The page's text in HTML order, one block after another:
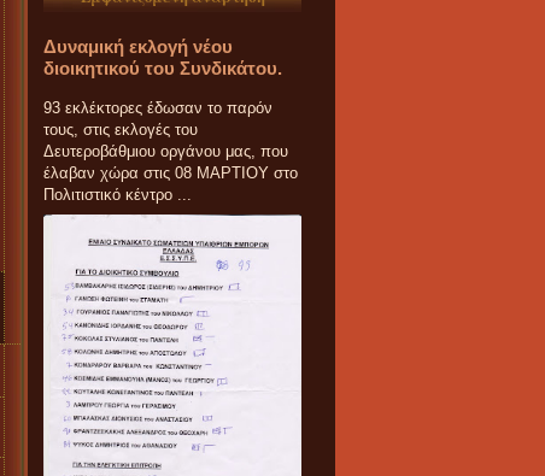
Δυναμική εκλογή νέου
διοικητικού του Συνδικάτου.
93 εκλέκτορες έδωσαν το παρόν
τους, στις εκλογές του
Δευτεροβάθμιου οργάνου μας, που
έλαβαν χώρα στις 08 ΜΑΡΤΙΟΥ στο
Πολιτιστικό κέντρο ...